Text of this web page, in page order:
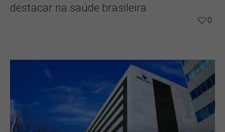
destacar na saúde brasileira
0